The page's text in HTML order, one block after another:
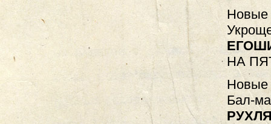
Новые
НА
Новые
Бал-